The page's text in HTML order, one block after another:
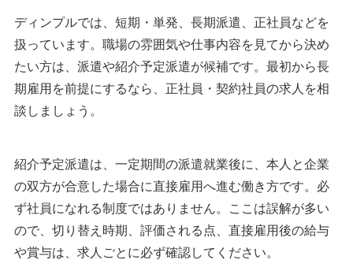
ディンプルでは、短期・単発、長期派遣、正社員などを
扱っています。職場の雰囲気や仕事内容を見てから決め
たい方は、派遣や紹介予定派遣が候補です。最初から長
期雇用を前提にするなら、正社員・契約社員の求人を相
談しましょう。
紹介予定派遣は、一定期間の派遣就業後に、本人と企業
の双方が合意した場合に直接雇用へ進む働き方です。必
ず社員になれる制度ではありません。ここは誤解が多い
ので、切り替え時期、評価される点、直接雇用後の給与
や賞与は、求人ごとに必ず確認してください。